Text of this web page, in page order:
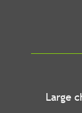
B-
Large